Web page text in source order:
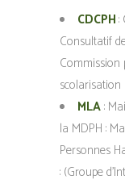
CDCPH:
Consultatif
scolarisation
MLA:
la MDPH :
Personnes
: (Groupe